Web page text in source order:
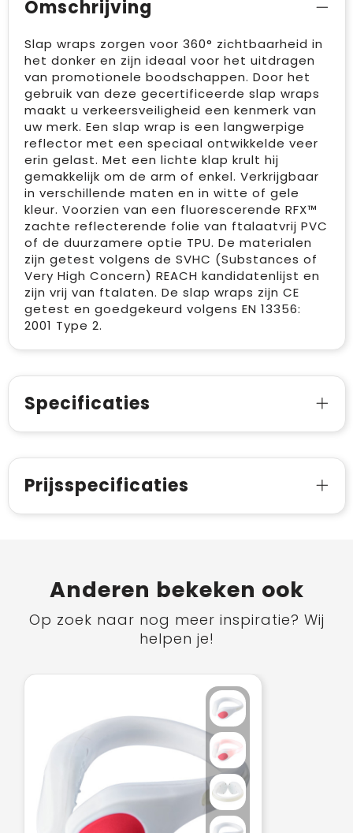
Omschrijving
Slap wraps zorgen voor 360° zichtbaarheid in
het donker en zijn ideaal voor het uitdragen
van promotionele boodschappen. Door het
gebruik van deze gecertificeerde slap wraps
maakt u verkeersveiligheid een kenmerk van
uw merk. Een slap wrap is een langwerpige
reflector met een speciaal ontwikkelde veer
erin gelast. Met een lichte klap krult hij
gemakkelijk om de arm of enkel. Verkrijgbaar
in verschillende maten en in witte of gele
kleur. Voorzien van een fluorescerende RFX™
zachte reflecterende folie van ftalaatvrij PVC
of de duurzamere optie TPU. De materialen
zijn getest volgens de SVHC (Substances of
Very High Concern) REACH kandidatenlijst en
zijn vrij van ftalaten. De slap wraps zijn CE
getest en goedgekeurd volgens EN 13356:
2001 Type 2.
Specificaties
Prijsspecificaties
Anderen bekeken ook
Op zoek naar nog meer inspiratie? Wij
helpen je!